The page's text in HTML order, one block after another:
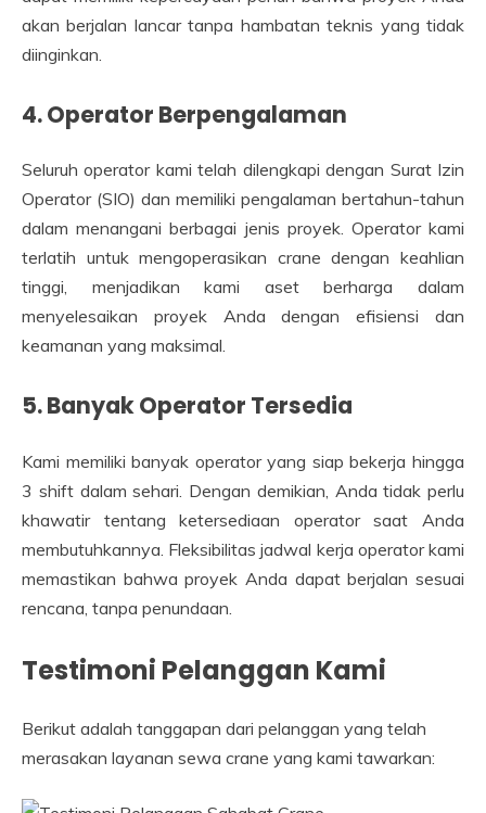
akan berjalan lancar tanpa hambatan teknis yang tidak
diinginkan.
4. Operator Berpengalaman
Seluruh operator kami telah dilengkapi dengan Surat Izin
Operator (SIO) dan memiliki pengalaman bertahun-tahun
dalam menangani berbagai jenis proyek. Operator kami
terlatih untuk mengoperasikan crane dengan keahlian
tinggi, menjadikan kami aset berharga dalam
menyelesaikan proyek Anda dengan efisiensi dan
keamanan yang maksimal.
5. Banyak Operator Tersedia
Kami memiliki banyak operator yang siap bekerja hingga
3 shift dalam sehari. Dengan demikian, Anda tidak perlu
khawatir tentang ketersediaan operator saat Anda
membutuhkannya. Fleksibilitas jadwal kerja operator kami
memastikan bahwa proyek Anda dapat berjalan sesuai
rencana, tanpa penundaan.
Testimoni Pelanggan Kami
Berikut adalah tanggapan dari pelanggan yang telah
merasakan layanan sewa crane yang kami tawarkan: